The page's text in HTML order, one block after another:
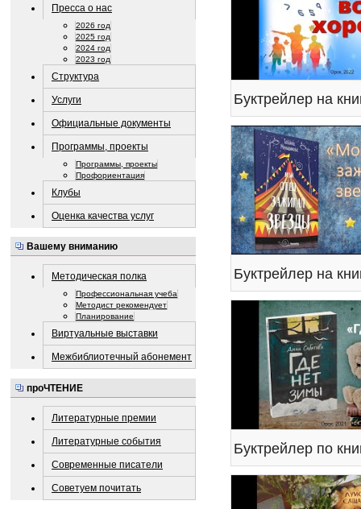
Пресса о нас
2026 год
2025 год
2024 год
2023 год
Структура
Услуги
Официальные документы
Программы, проекты
Программы, проекты
Профориентация
Клубы
Оценка качества услуг
Вашему вниманию
Методическая полка
Профессиональная учеба
Методист рекомендует
Планирование
Виртуальные выставки
Межбиблиотечный абонемент
проЧТЕНИЕ
Литературные премии
Литературные события
Современные писатели
Советуем почитать